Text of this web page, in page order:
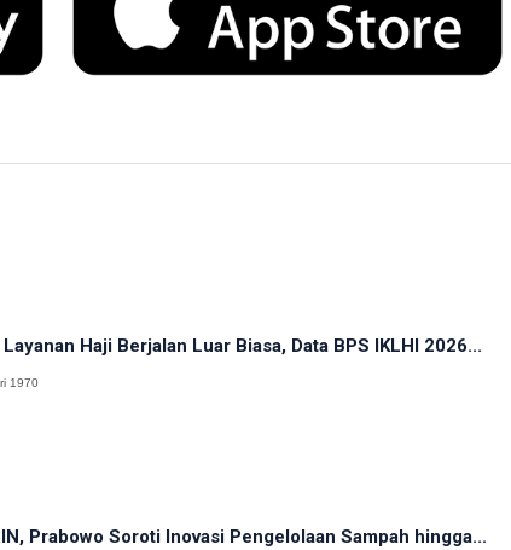
Haji Berjalan Luar Biasa, Data BPS IKLHI 2026...
1970
Prabowo Soroti Inovasi Pengelolaan Sampah hingga...